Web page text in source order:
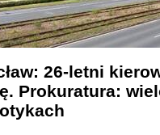
26-letni
Prokuratura: